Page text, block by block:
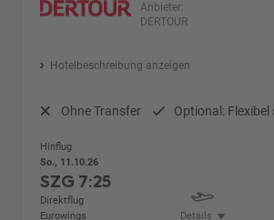
Anbieter:
DERTOUR
Hotelbeschreibung anzeigen
Ohne Transfer Optional:
Hinflug
So., 11.10.26
SZG 7:25
Direktflug
Eurowings
Details